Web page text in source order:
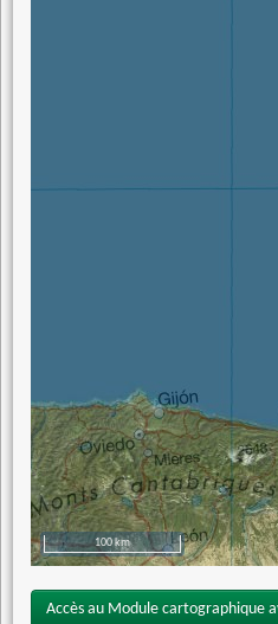
100 km
Accès au Module cartographique